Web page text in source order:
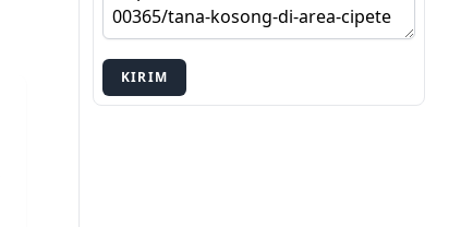
KIRIM